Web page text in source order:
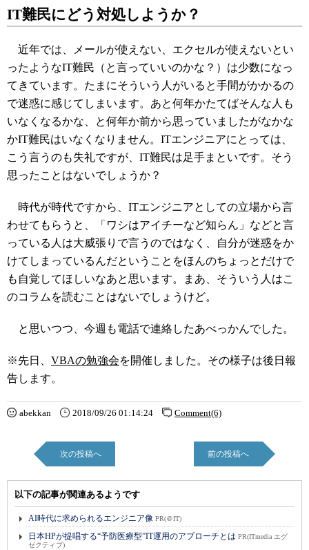
IT難民にどう対処しようか？
近年では、メールが使えない、エクセルが使えないとい
ったようなIT難民（と言っていいのかな？）は少数になっ
てきています。たまにそういう人がいると手間がかかるの
で迷惑に感じてしまいます。あと何年かたてばそんな人も
いなくなるかな、と何年か前から思っていましたがなかな
かIT難民はいなくなりません。ITエンジニアにとっては、
こう言うのも失礼ですが、IT難民は足手まといです。そう
思ったことはないでしょうか？
時代が時代ですから、ITエンジニアとしての立場から言
わせてもらうと、「ワシはアイチーなど知らん」などと言
っている人は大威張りで言うのではなく、自分が迷惑をか
けてしまっているんだということをほんのちょっとだけで
も自覚してほしいなあと思います。まあ、そういう人はこ
のコラムを読むことはないでしょうけど。
と思いつつ、今週も電話で連絡したあべっかんでした。
※先日、 VBAの勉強会を開催しました。その様子は後日報
告します。
abekkan 2018/09/26 01:14:24 Comment(6)
次の投稿へ 前の投稿へ
以下の記事が関連あるようです
AI時代に求められるエンジニア像 PR(＠IT)
日本HPが提唱する“予防医療型”IT運用のアプローチとは PR(ITmedia エグ
ゼクティブ)